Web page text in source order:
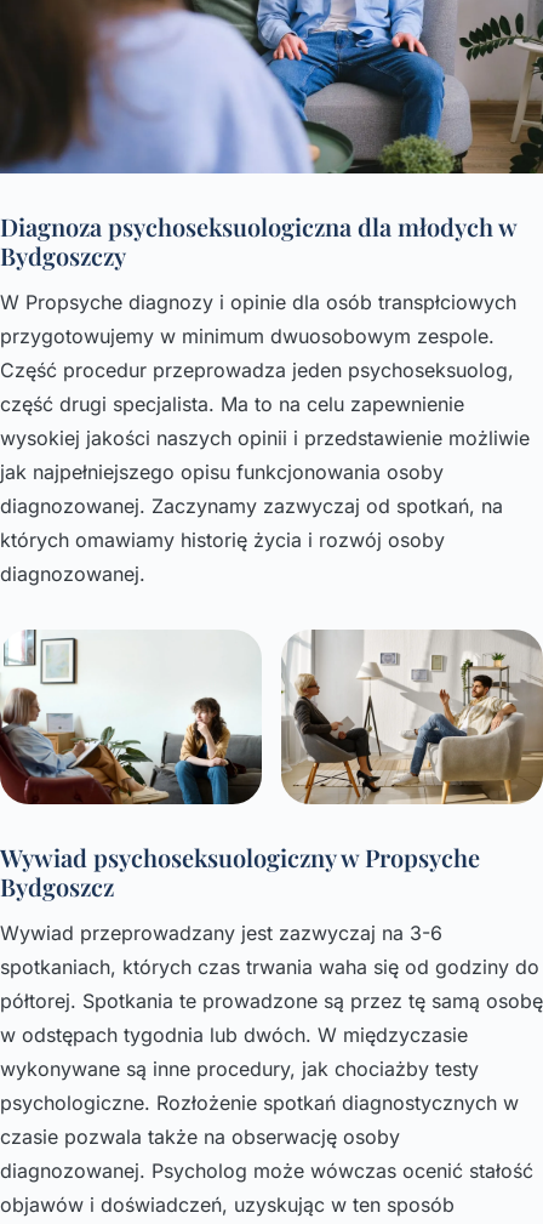
Diagnoza psychoseksuologiczna dla młodych w
Bydgoszczy
W Propsyche diagnozy i opinie dla osób transpłciowych
przygotowujemy w minimum dwuosobowym zespole.
Część procedur przeprowadza jeden psychoseksuolog,
część drugi specjalista. Ma to na celu zapewnienie
wysokiej jakości naszych opinii i przedstawienie możliwie
jak najpełniejszego opisu funkcjonowania osoby
diagnozowanej. Zaczynamy zazwyczaj od spotkań, na
których omawiamy historię życia i rozwój osoby
diagnozowanej.
Wywiad psychoseksuologiczny w Propsyche
Bydgoszcz
Wywiad przeprowadzany jest zazwyczaj na 3-6
spotkaniach, których czas trwania waha się od godziny do
półtorej. Spotkania te prowadzone są przez tę samą osobę
w odstępach tygodnia lub dwóch. W międzyczasie
wykonywane są inne procedury, jak chociażby testy
psychologiczne. Rozłożenie spotkań diagnostycznych w
czasie pozwala także na obserwację osoby
diagnozowanej. Psycholog może wówczas ocenić stałość
objawów i doświadczeń, uzyskując w ten sposób